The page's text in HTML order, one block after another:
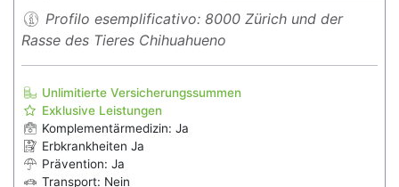
Profilo esemplificativo: 8000 Zürich und der
Rasse des Tieres Chihuahueno
Unlimitierte Versicherungssummen
Exklusive Leistungen
Komplementärmedizin: Ja
Erbkrankheiten Ja
Prävention: Ja
Transport: Nein